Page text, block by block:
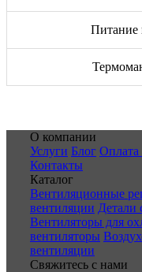
Питание
О компании
Услуги Блог Оплата
Контакты
Каталог
Вентиляционные
вентиляции Детали
Вентиляторы для
вентиляторы
вентиляции
Свяжитесь с нами